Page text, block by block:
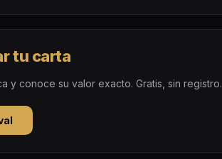
tu carta
y conoce su valor exacto. Gratis, sin registro.